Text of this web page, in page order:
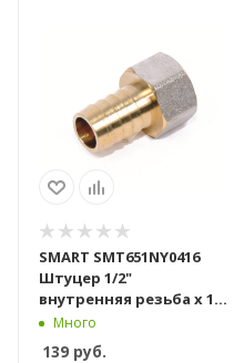
SMART SMT651NY0416
Штуцер 1/2"
внутренняя резьба х 16
никель - желтый, 200
штук в упаковке
Много
139 руб.